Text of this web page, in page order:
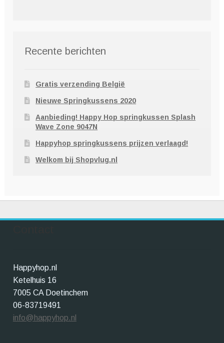
Recente berichten
Gratis verzending België
Nieuwe Springkussens 2020
Aanbieding! Happy Hop springkussen Splash
Wave Zone 9047N
Happyhop springkussens prijzen verlaagd!
Welkom bij Shopvlug.nl
Happyhop.nl
Ketelhuis 16
7005 CA Doetinchem
06-83719491
info@happyhop.nl